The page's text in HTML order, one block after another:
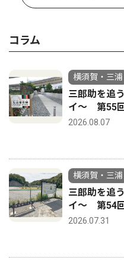
コラム
横須賀・三浦
三郎助を追
イ〜 第55
2026.08.07
横須賀・三浦
三郎助を追
イ〜 第54
2026.07.31